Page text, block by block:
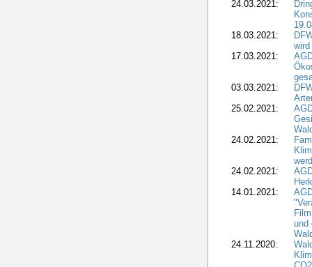
24.03.2021:
18.03.2021:
17.03.2021:
03.03.2021:
25.02.2021:
24.02.2021:
24.02.2021:
14.01.2021:
und
24.11.2020: